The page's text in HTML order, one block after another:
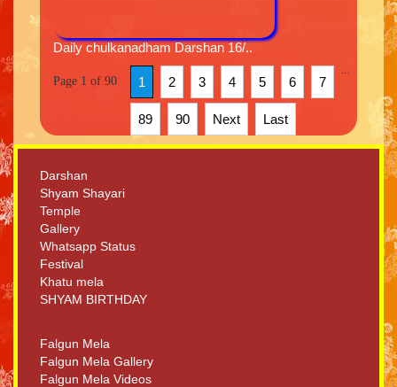
Daily chulkanadham Darshan 16/..
Page 1 of 90 1 2 3 4 5 6 7
89 90 Next Last
Darshan
Shyam Shayari
Temple
Gallery
Whatsapp Status
Festival
Khatu mela
SHYAM BIRTHDAY
Falgun Mela
Falgun Mela Gallery
Falgun Mela Videos